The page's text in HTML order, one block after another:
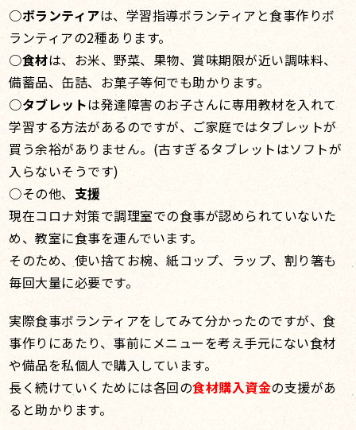
○ボランティアは、学習指導ボランティアと食事作りボ
ランティアの2種あります。
○食材は、お米、野菜、果物、賞味期限が近い調味料、
備蓄品、缶詰、お菓子等何でも助かります。
○タブレットは発達障害のお子さんに専用教材を入れて
学習する方法があるのですが、ご家庭ではタブレットが
買う余裕がありません。(古すぎるタブレットはソフトが
入らないそうです)
○その他、 支援
現在コロナ対策で調理室での食事が認められていないた
め、教室に食事を運んでいます。
そのため、使い捨てお椀、紙コップ、ラップ、割り箸も
毎回大量に必要です。
実際食事ボランティアをしてみて分かったのですが、食
事作りにあたり、事前にメニューを考え手元にない食材
や備品を私個人で購入しています。
長く続けていくためには各回の食材購入資金の支援があ
ると助かります。